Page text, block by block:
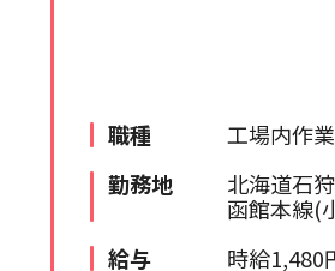
苫小牧
北海道
道外
検
職種
工場内作
勤務地
北海道石
函館本線(
給与
時給1,480